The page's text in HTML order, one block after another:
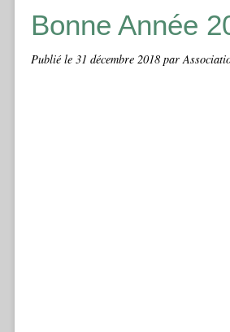
Bonne Année
Publié le 31 décembre 2018 par